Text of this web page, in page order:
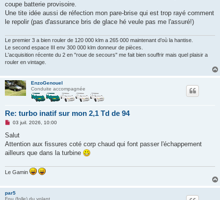
coupe batterie provisoire.
Une tite idée aussi de réfection mon pare-brise qui est trop rayé comment
le repolir (pas d'assurance bris de glace hé veule pas me l'assuré!)
Le premier 3 a bien rouler de 120 000 klm a 265 000 maintenant d’où la hantise.
Le second espace III env 300 000 klm donneur de pièces.
L'acquisition récente du 2 en "roue de secours" me fait bien souffrir mais quel plaisir a
rouler en vintage.
EnzoGenouel
Conduite accompagnée
Re: turbo inatif sur mon 2,1 Td de 94
M
s
a
g
o
n
u
03 juil. 2026, 10:00
Salut
Attention aux fissures coté corp chaud qui font passer l'échappement
ailleurs que dans la turbine
Le Gamin
par5
Fou (folle) du volant